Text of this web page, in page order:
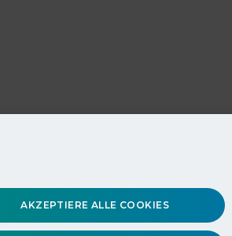
AKZEPTIERE ALLE COOKIES